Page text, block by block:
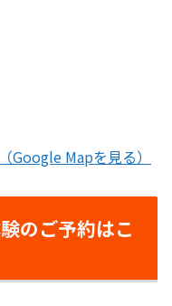
Mapを見る）
のご予約はこ